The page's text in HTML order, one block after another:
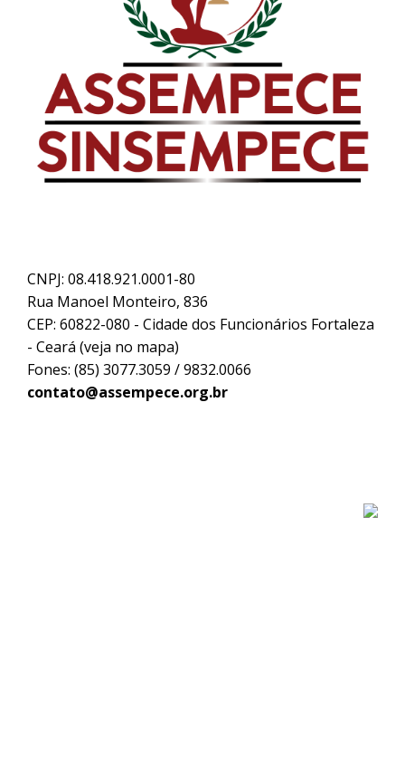
CNPJ: 08.418.921.0001-80
Rua Manoel Monteiro, 836
CEP: 60822-080 - Cidade dos Funcionários Fortaleza
- Ceará (veja no mapa)
Fones: (85) 3077.3059 / 9832.0066
contato@assempece.org.br